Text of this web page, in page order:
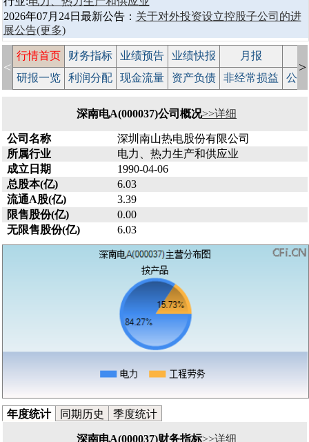
2026年07月24日最新公告： 关于对外投资设立控股子公司的进
展公告(更多)
<
行情首页 财务指标 业绩预告 业绩快报 月报
研报一览
利润分配 现金流量 资产负债 非经常损益 公
>
深南电A(000037)公司概况>>详细
公司名称
深圳南山热电股份有限公司
所属行业
电力、热力生产和供应业
成立日期
1990-04-06
总股本(亿)
6.03
流通A股(亿)
3.39
限售股份(亿)
0.00
无限售股份(亿)
6.03
年度统计 同期历史 季度统计
深南电A(000037)财务指标>>详细